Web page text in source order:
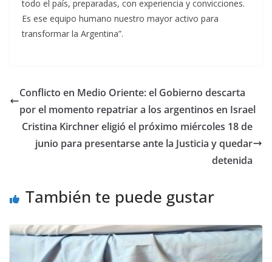
todo el país, preparadas, con experiencia y convicciones.
Es ese equipo humano nuestro mayor activo para
transformar la Argentina”.
Conflicto en Medio Oriente: el Gobierno descarta
por el momento repatriar a los argentinos en Israel
Cristina Kirchner eligió el próximo miércoles 18 de
junio para presentarse ante la Justicia y quedar
detenida
También te puede gustar